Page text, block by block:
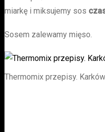
miarkę i miksujemy sos
Sosem zalewamy mięso.
Thermomix przepisy.